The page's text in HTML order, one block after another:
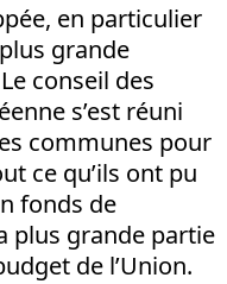
en particulier
grande
conseil des
s’est réuni
communes pour
ce qu’ils ont pu
fonds de
plus grande partie
de l’Union.